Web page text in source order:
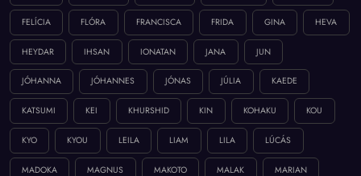
FELÍCIA FLÓRA FRANCISCA FRIDA GINA HEVA
HEYDAR IHSAN IONATAN JANA JUN
JÓHANNA JÓHANNES JÓNAS JÚLIA KAEDE
KATSUMI KEI KHURSHID KIN KOHAKU KOU
KYO KYOU LEILA LIAM LILA LÚCÁS
MADOKA MAGNUS MAKOTO MALAK MARIAN